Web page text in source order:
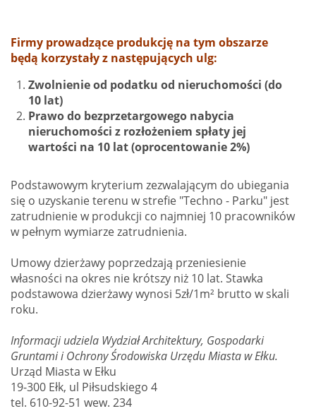
Firmy prowadzące produkcję na tym obszarze
będą korzystały z następujących ulg:
Zwolnienie od podatku od nieruchomości (do
10 lat)
Prawo do bezprzetargowego nabycia
nieruchomości z rozłożeniem spłaty jej
wartości na 10 lat (oprocentowanie 2%)
Podstawowym kryterium zezwalającym do ubiegania
się o uzyskanie terenu w strefie "Techno - Parku" jest
zatrudnienie w produkcji co najmniej 10 pracowników
w pełnym wymiarze zatrudnienia.
Umowy dzierżawy poprzedzają przeniesienie
własności na okres nie krótszy niż 10 lat. Stawka
podstawowa dzierżawy wynosi 5zł/1m² brutto w skali
roku.
Informacji udziela Wydział Architektury, Gospodarki
Gruntami i Ochrony Środowiska Urzędu Miasta w Ełku.
Urząd Miasta w Ełku
19-300 Ełk, ul Piłsudskiego 4
tel. 610-92-51 wew. 234